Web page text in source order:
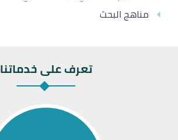
مناهج البحث
تعرف على خدماتنا